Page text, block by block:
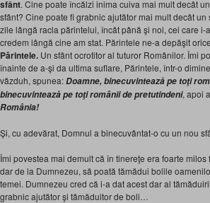
sfânt. Cine poate încălzi inima cuiva mai mult decât
sfânt? Cine poate fi grabnic ajutător mai mult decât
zile lângă racla părintelui, încât până şi noi, cei care
credem lângă cine am stat. Părintele ne-a depăşit
Părintele. Un sfânt ocrotitor al tuturor Românilor. Îmi
înainte de a-şi da ultima suflare, Părintele, într-o
văzduh, spunea:Doamne, binecuvintează pe toţi
binecuvintează pe toţi românii de pretutindeni, apoi
România!
Şi, cu adevărat, Domnul a binecuvântat-o cu un nou
Îmi povestea mai demult că în tinereţe era foarte
dar de la Dumnezeu, să poată tămădui bolile
temei. Dumnezeu cred că i-a dat acest dar al
grabnic ajutător şi tămăduitor de boli…